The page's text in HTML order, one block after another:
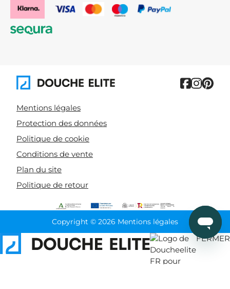
Mentions légales
Protection des données
Politique de cookie
Conditions de vente
Plan du site
Politique de retour
Copyright © 2026 Mentions légales
FERMER